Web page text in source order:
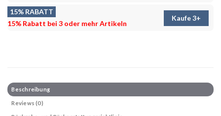
15% RABATT
15% Rabatt bei 3 oder mehr Artikeln
Kaufe 3+
Beschreibung
Reviews (0)